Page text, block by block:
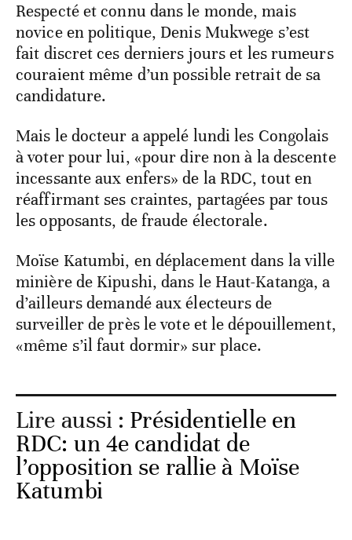
Respecté et connu dans le monde, mais
novice en politique, Denis Mukwege s’est
fait discret ces derniers jours et les rumeurs
couraient même d’un possible retrait de sa
candidature.
Mais le docteur a appelé lundi les Congolais
à voter pour lui, «pour dire non à la descente
incessante aux enfers» de la RDC, tout en
réaffirmant ses craintes, partagées par tous
les opposants, de fraude électorale.
Moïse Katumbi, en déplacement dans la ville
minière de Kipushi, dans le Haut-Katanga, a
d’ailleurs demandé aux électeurs de
surveiller de près le vote et le dépouillement,
«même s’il faut dormir» sur place.
Lire aussi : Présidentielle en
RDC: un 4e candidat de
l’opposition se rallie à Moïse
Katumbi